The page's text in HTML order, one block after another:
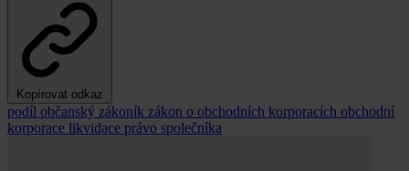
Kopírovat odkaz
podíl občanský zákoník zákon o obchodních korporacích obchodní
korporace likvidace právo společníka